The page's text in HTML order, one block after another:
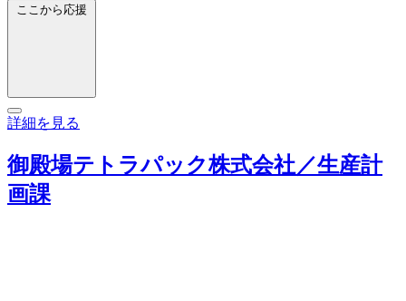
ここから応援
詳細を見る
御殿場テトラパック株式会社／生産計
画課